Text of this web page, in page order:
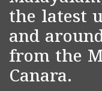
the latest
and
from the
Canara.